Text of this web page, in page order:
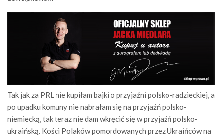
Tak jak za PRL nie kupiłam bajki o przyjaźni polsko-radzieckiej, a
po upadku komuny nie nabrałam się na przyjaźń polsko-
niemiecką, tak teraz nie dam wkręcić się w przyjaźń polsko-
ukraińską. Kości Polaków pomordowanych przez Ukraińców na